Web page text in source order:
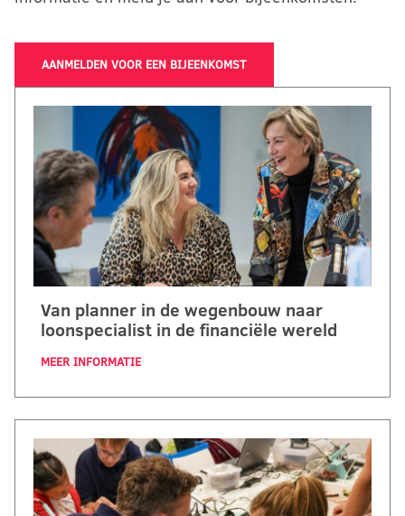
AANMELDEN VOOR EEN BIJEENKOMST
Van planner in de wegenbouw naar
loonspecialist in de financiële wereld
MEER INFORMATIE